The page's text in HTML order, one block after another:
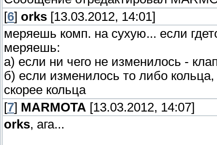
[6] orks [13.03.2012, 14:01]
меряешь комп. на сухую... если
меряешь:
а) если ни чего не изменилось -
б) если изменилось то либо
скорее кольца
[7] MARMOTA [13.03.2012, 14:07]
orks, ага...